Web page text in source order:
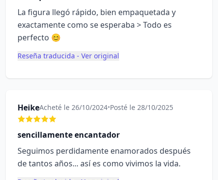
La figura llegó rápido, bien empaquetada y
exactamente como se esperaba > Todo es
perfecto 😊
Reseña traducida - Ver original
HeikeAcheté le 26/10/2024•Posté le 28/10/2025
sencillamente encantador
Seguimos perdidamente enamorados después
de tantos años... así es como vivimos la vida.